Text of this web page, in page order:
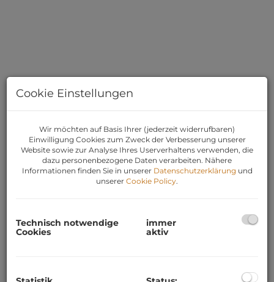
BESCHREIBUNG
aus dem Jahr 2022
kombiniert zeitlose
Cookie Einstellungen
Wir möchten auf Basis Ihrer (jederzeit widerrufbaren)
Einwilligung Cookies zum Zweck der Verbesserung unserer
Website sowie zur Analyse Ihres Userverhaltens verwenden, die
dazu personenbezogene Daten verarbeiten. Nähere
Informationen finden Sie in unserer Datenschutzerklärung und
unserer Cookie Policy.
Technisch notwendige
Cookies
immer
aktiv